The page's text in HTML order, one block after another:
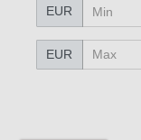
EUR
EUR